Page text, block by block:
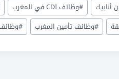
أنابيك #وظائف CDI في المغرب
#وظائف تأمين المغرب #